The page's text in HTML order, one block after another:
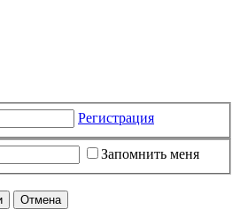
Регистрация
Запомнить меня
Отмена